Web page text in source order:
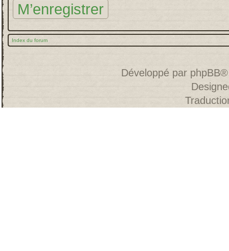
M’enregistrer
Index du forum
Développé par phpBB®